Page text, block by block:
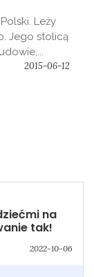
Leży
Jego stolicą
2015-06-12
na
tak!
2022-10-06